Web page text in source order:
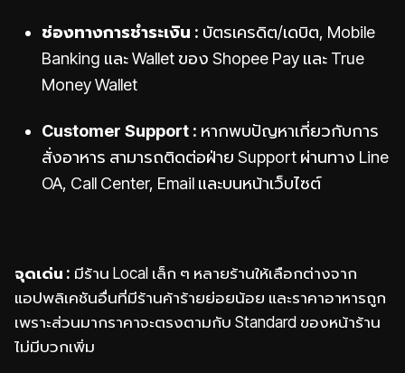
ช่องทางการชำระเงิน : บัตรเครดิต/เดบิต, Mobile
Banking และ Wallet ของ Shopee Pay และ True
Money Wallet
Customer Support : หากพบปัญหาเกี่ยวกับการ
สั่งอาหาร สามารถติดต่อฝ่าย Support ผ่านทาง Line
OA, Call Center, Email และบนหน้าเว็บไซต์
จุดเด่น : มีร้าน Local เล็ก ๆ หลายร้านให้เลือกต่างจาก
แอปพลิเคชันอื่นที่มีร้านค้าร้ายย่อยน้อย และราคาอาหารถูก
เพราะส่วนมากราคาจะตรงตามกับ Standard ของหน้าร้าน
ไม่มีบวกเพิ่ม